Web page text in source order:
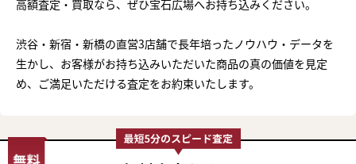
高額査定・買取なら、ぜひ宝石広場へお持ち込みください。
渋谷・新宿・新橋の直営3店舗で長年培ったノウハウ・データを
生かし、お客様がお持ち込みいただいた商品の真の価値を見定
め、ご満足いただける査定をお約束いたします。